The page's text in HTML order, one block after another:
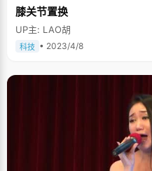
膝关节置换
UP主: LAO胡
科技 • 2023/4/8